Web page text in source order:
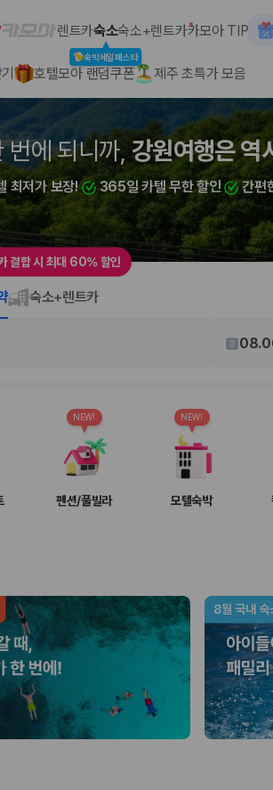
교 플랫폼
서 한 번에
, 면책금, 보상 한도, 인수 장소, 취소 규정이 다
자차의 면책금과 보상 한도를 비교합니다.
위치, 반납 편의성을 함께 확인합니다.
예약할 수 있습니다.
하기 어렵습니다. 보험 포함 여부, 면책금, 보
를 수 있습니다. 카모아에서는 제주 렌트카 가
인하세요
따라 실제 이용 만족도가 달라집니다. 공항에
렌트카숙소
숙박세일페스타
숙소+렌트카카모아 TIP
호텔모아 랜덤쿠폰 제주 초특가 모음
번에 되니까, 강원여행은 역
최저가 보장! 365일 카텔 무한 할인 간편
결합 시 최대 60% 할인
숙소+렌트카
펜션/풀빌라
NEW!
모텔숙박
NEW!